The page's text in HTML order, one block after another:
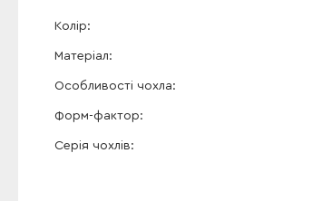
Колір
Матеріал
Особливості чохла
Форм-фактор
Серія чохлів